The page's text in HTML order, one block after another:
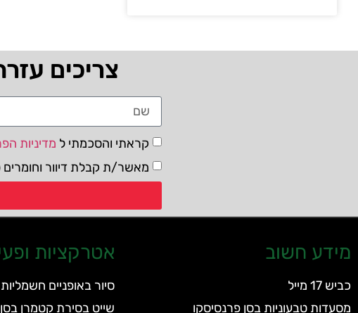
צריכים
קראתי והסכמתי ל מדיניות
מאשר/ת קבלת דיוור וחומרים
מידע חשוב
כביש 17 מייל
מסעדות טבעוניות בסן פרנסיסקו
אטרקציות
סיור באופניים
שייט בסירת קטמרן